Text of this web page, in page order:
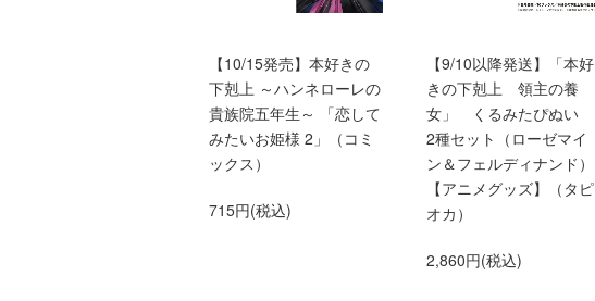
【10/15発売】本好きの
下剋上 ～ハンネローレの
貴族院五年生～ 「恋して
みたいお姫様 2」（コミ
ックス）
715円(税込)
【9/10以降発送】「本好
きの下剋上 領主の養
女」 くるみたぴぬい
2種セット（ローゼマイ
ン＆フェルディナンド）
【アニメグッズ】（タピ
オカ）
2,860円(税込)